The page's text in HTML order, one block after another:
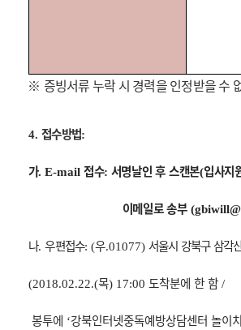
※ 증빙서류 누락 시 경력을 인정받을 수
4. 접수방법:
가. E-mail접수: 서명날인 후 스캔본(입사지
이메일로 송부
나.우편접수: (우.01077) 서울시 강북구 삼각
(2018.02.22.(목) 17:00 도착분에 한 함 /
봉투에 ‘강북인터넷중독예방상담센터 놀이